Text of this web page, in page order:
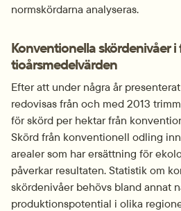
normskördarna analyseras.
Konventionella skördenivåer
tioårsmedelvärden
Efter att under några år
redovisas från och med 2013
för skörd per hektar från
Skörd från konventionell odling
arealer som har ersättning för
påverkar resultaten. Statistik om
skördenivåer behövs bland annat
produktionspotential i olika